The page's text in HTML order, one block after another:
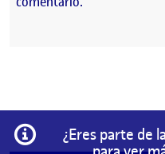
Información
¿Eres parte de